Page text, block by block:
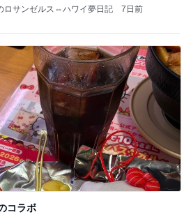
ロサンゼルス⇔ハワイ夢日記 7日前
コラボ